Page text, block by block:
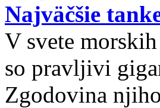
Najväčšie
V svete
so pravljivi
Zgodovina